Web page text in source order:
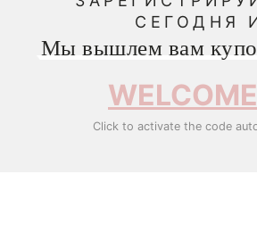
СЕГОДНЯ
Мы вышлем вам
Click to activate the code